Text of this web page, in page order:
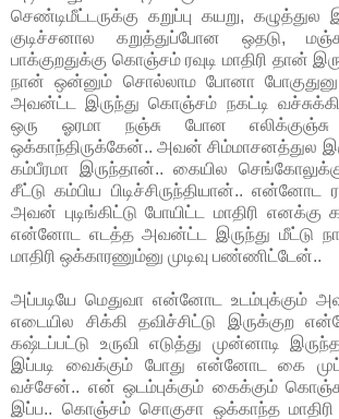
செண்டிமீட்டருக்கு கறுப்பு கயறு, கழுத்துல
குடிச்சனால கறுத்துப்போன ஒதடு,
பாக்குறதுக்கு கொஞ்சம் ரவுடி மாதிரி தான்
நான் ஒன்னும் சொல்லாம போனா
அவன்ட்ட இருந்து கொஞ்சம் நகட்டி
ஒரு ஓரமா நஞ்சு போன எலிக்குஞ்சு
ஒக்காந்திருக்கேன்.. அவன் சிம்மாசனத்துல
கம்பீரமா இருந்தான்.. கையில
சீட்டு கம்பிய பிடிச்சிருந்தியான்.. என்னோட
அவன் புடிங்கிட்டு போயிட்ட மாதிரி எனக்கு
என்னோட எடத்த அவன்ட்ட இருந்து மீட்டு
மாதிரி ஒக்காரணும்னு முடிவு பண்ணிட்டேன்..
அப்படியே மெதுவா என்னோட உடம்புக்கும்
எடையில சிக்கி தவிச்சிட்டு இருக்குற
கஷ்டப்பட்டு உருவி எடுத்து முன்னாடி
இப்படி வைக்கும் போது என்னோட கை
வச்சேன்.. என் ஒடம்புக்கும் கைக்கும்
இப்ப.. கொஞ்சம் சொகுசா ஒக்காந்த மாதிரி